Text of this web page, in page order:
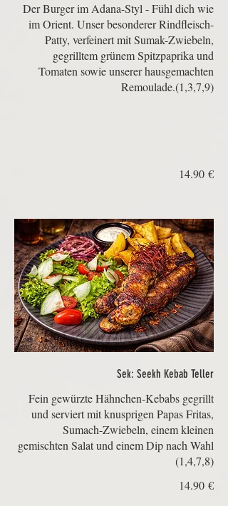
Der Burger im Adana-Styl - Fühl dich wie
im Orient. Unser besonderer Rindfleisch-
Patty, verfeinert mit Sumak-Zwiebeln,
gegrilltem grünem Spitzpaprika und
Tomaten sowie unserer hausgemachten
‏14.90 €
Sek: Seekh Kebab Teller
Fein gewürzte Hähnchen-Kebabs gegrillt
und serviert mit knusprigen Papas Fritas,
Sumach-Zwiebeln, einem kleinen
(1,4,7,8)
‏14.90 €